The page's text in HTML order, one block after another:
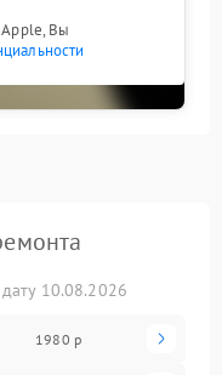
Apple, Вы
10.08.2026
1980 р